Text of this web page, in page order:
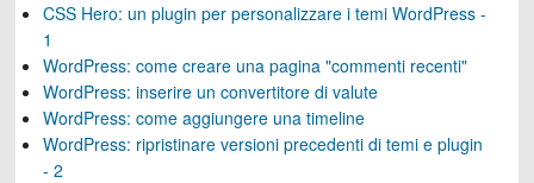
CSS Hero: un plugin per personalizzare i temi WordPress -
1
WordPress: come creare una pagina "commenti recenti"
WordPress: inserire un convertitore di valute
WordPress: come aggiungere una timeline
WordPress: ripristinare versioni precedenti di temi e plugin
- 2